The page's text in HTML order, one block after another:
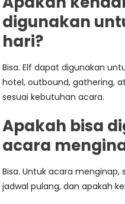
digunakan
hari?
Bisa. Elf dapat digunakan
hotel, outbound, gathering,
sesuai kebutuhan acara.
Apakah bisa
acara
Bisa. Untuk acara
jadwal pulang, dan apakah